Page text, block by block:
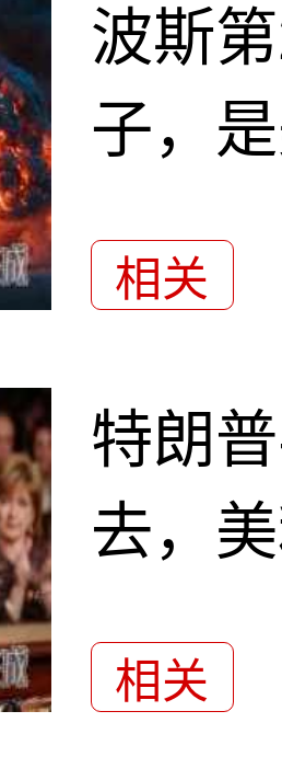
波斯
子，
相关
特朗
去，
相关